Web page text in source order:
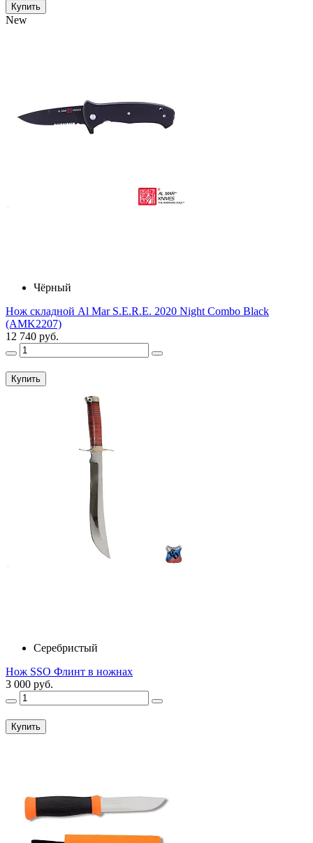
Купить
New
Чёрный
Нож складной Al Mar S.E.R.E. 2020 Night Combo Black
(AMK2207)
12 740 руб.
Купить
Серебристый
Нож SSO Флинт в ножнах
3 000 руб.
Купить